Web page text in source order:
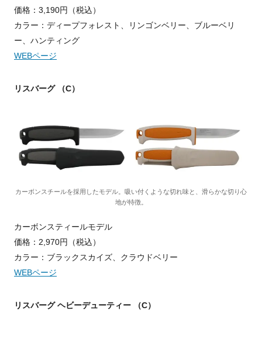
価格：3,190円（税込）
カラー：ディープフォレスト、リンゴンベリー、ブルーベリ
ー、ハンティング
WEBページ
リスバーグ （C）
カーボンスチールを採用したモデル。吸い付くような切れ味と、滑らかな切り心
地が特徴。
カーボンスティールモデル
価格：2,970円（税込）
カラー：ブラックスカイズ、クラウドベリー
WEBページ
リスバーグ ヘビーデューティー （C）